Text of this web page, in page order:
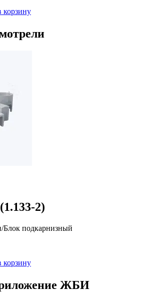
корзину
2)
Блок подкарнизный
корзину
ЖБИ